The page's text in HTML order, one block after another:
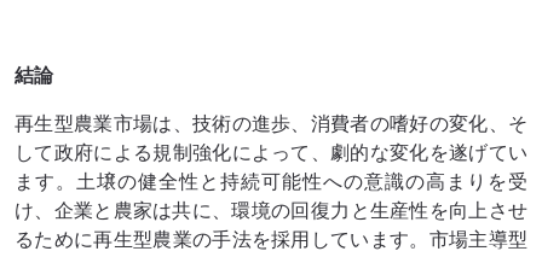
結論
再生型農業市場は、技術の進歩、消費者の嗜好の変化、そ
して政府による規制強化によって、劇的な変化を遂げてい
ます。土壌の健全性と持続可能性への意識の高まりを受
け、企業と農家は共に、環境の回​​復力と生産性を向上させ
るために再生型農業の手法を採用しています。市場主導型